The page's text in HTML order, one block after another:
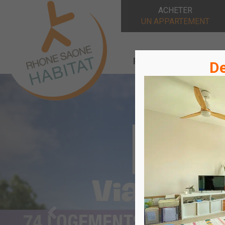
ACHETER
UN APPARTEMENT
Rhône Saône Habitat
Précédente